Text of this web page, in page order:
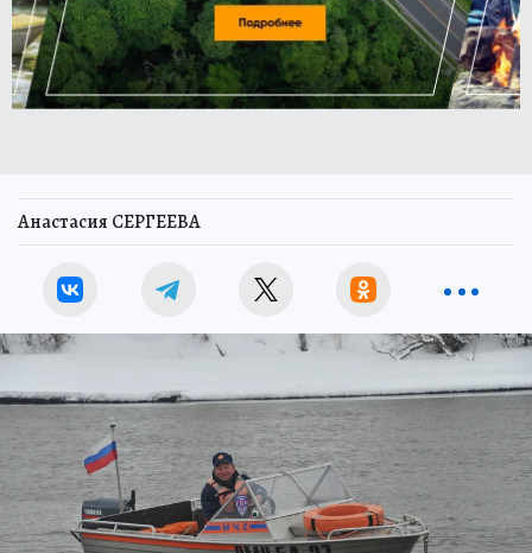
Анастасия СЕРГЕЕВА